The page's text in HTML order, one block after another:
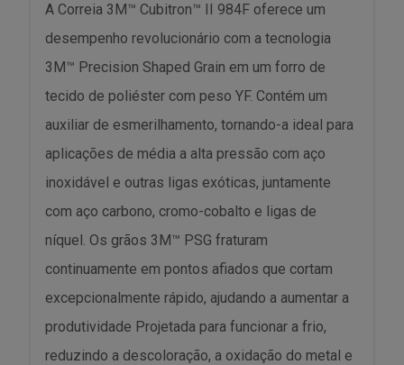
A Correia 3M™ Cubitron™ II 984F oferece um
desempenho revolucionário com a tecnologia
3M™ Precision Shaped Grain em um forro de
tecido de poliéster com peso YF. Contém um
auxiliar de esmerilhamento, tornando-a ideal para
aplicações de média a alta pressão com aço
inoxidável e outras ligas exóticas, juntamente
com aço carbono, cromo-cobalto e ligas de
níquel. Os grãos 3M™ PSG fraturam
continuamente em pontos afiados que cortam
excepcionalmente rápido, ajudando a aumentar a
produtividade Projetada para funcionar a frio,
reduzindo a descoloração, a oxidação do metal e